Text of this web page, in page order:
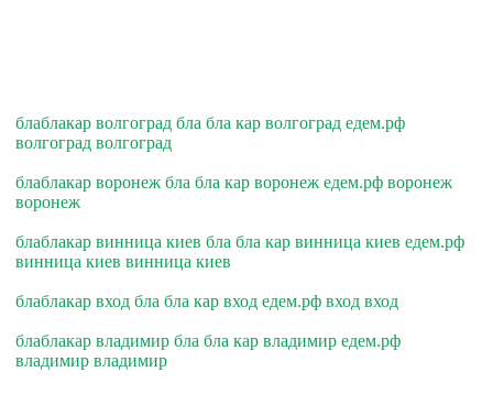
блаблакар волгоград бла бла кар волгоград едем.рф
волгоград волгоград
блаблакар воронеж бла бла кар воронеж едем.рф воронеж
воронеж
блаблакар винница киев бла бла кар винница киев едем.рф
винница киев винница киев
блаблакар вход бла бла кар вход едем.рф вход вход
блаблакар владимир бла бла кар владимир едем.рф
владимир владимир